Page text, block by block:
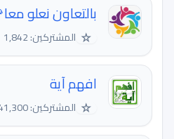
بالتعاون نعلو
☆ المشتركين: 1,842
افهم آية
☆ المشتركين: 41,300